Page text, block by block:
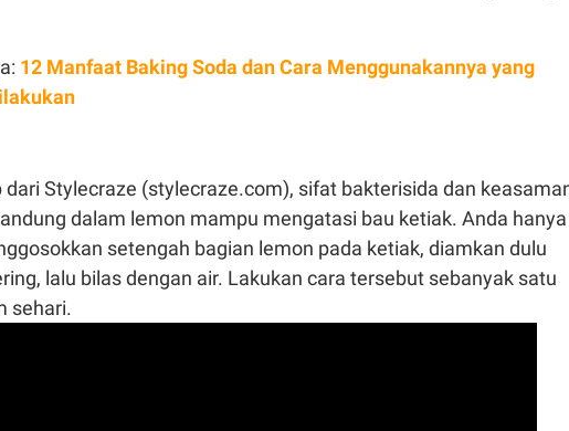
12 Manfaat Baking Soda dan Cara Menggunakannya yang
dari Stylecraze (stylecraze.com), sifat bakterisida dan
dalam lemon mampu mengatasi bau ketiak. Anda hanya
setengah bagian lemon pada ketiak, diamkan dulu
lalu bilas dengan air. Lakukan cara tersebut sebanyak satu
sehari.